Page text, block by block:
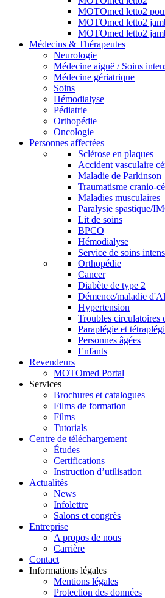
MOTOmed letto2
MOTOmed letto2
MOTOmed letto2
Médecins & Thérapeutes
Neurologie
Médecine aiguë / Soins
Médecine gériatrique
Soins
Hémodialyse
Pédiatrie
Orthopédie
Oncologie
Personnes affectées
Sclérose en plaques
Accident vasculaire
Maladie de Parkinson
Traumatisme cranio-
Maladies musculaires
Paralysie spastique/
Lit de soins
BPCO
Hémodialyse
Service de soins
Orthopédie
Cancer
Diabète de type 2
Démence/maladie
Hypertension
Troubles circulatoires
Paraplégie et
Personnes âgées
Enfants
Revendeurs
MOTOmed Portal
Services
Brochures et catalogues
Films de formation
Films
Tutorials
Centre de téléchargement
Études
Certifications
Instruction d’utilisation
Actualités
News
Infolettre
Salons et congrès
Entreprise
A propos de nous
Carrière
Contact
Informations légales
Mentions légales
Protection des données